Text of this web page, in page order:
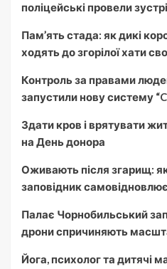
поліцейські провели
Пам’ять стада: як дикі
ходять до згорілої хати
Контроль за правами
запустили нову систему
Здати кров і врятувати
на День донора
Оживають після згарищ:
заповідник
Палає Чорнобильський
дрони спричиняють
Йога, психолог та дитячі